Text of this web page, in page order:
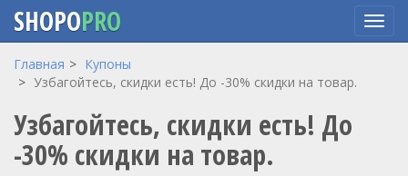
Перейти
содержанию
SHOPOPRO
Главная
Купоны
Узбагойтесь, скидки есть! До -30% скидки на товар.
Узбагойтесь, скидки есть! До
-30% скидки на товар.